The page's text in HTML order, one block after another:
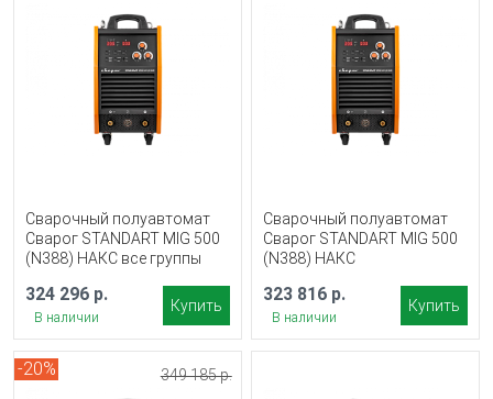
Сварочный полуавтомат
Сварог STANDART MIG 500
(N388) НАКС все группы
324 296 р.
В наличии
Купить
Сварочный полуавтомат
Сварог STANDART MIG 500
(N388) НАКС
323 816 р.
В наличии
Купить
-20% 349 185 р.